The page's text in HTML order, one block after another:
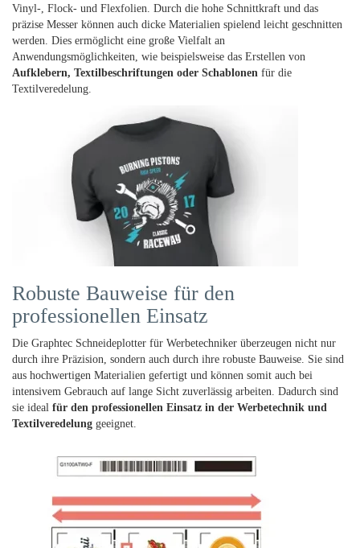
Vinyl-, Flock- und Flexfolien. Durch die hohe Schnittkraft und das
präzise Messer können auch dicke Materialien spielend leicht geschnitten
werden. Dies ermöglicht eine große Vielfalt an
Anwendungsmöglichkeiten, wie beispielsweise das Erstellen von
Aufklebern, Textilbeschriftungen oder Schablonen für die
Textilveredelung.
Robuste Bauweise für den
professionellen Einsatz
Die Graphtec Schneideplotter für Werbetechniker überzeugen nicht nur
durch ihre Präzision, sondern auch durch ihre robuste Bauweise. Sie sind
aus hochwertigen Materialien gefertigt und können somit auch bei
intensivem Gebrauch auf lange Sicht zuverlässig arbeiten. Dadurch sind
sie ideal für den professionellen Einsatz in der Werbetechnik und
Textilveredelung geeignet.